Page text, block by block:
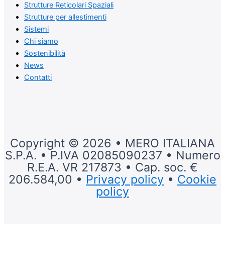
Strutture Reticolari Spaziali
Strutture per allestimenti
Sistemi
Chi siamo
Sostenibilità
News
Contatti
Copyright © 2026 • MERO ITALIANA
S.P.A. • P.IVA 02085090237 • Numero
R.E.A. VR 217873 • Cap. soc. €
206.584,00 • Privacy policy • Cookie
policy